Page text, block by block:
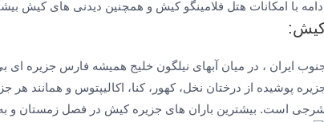
با امکانات هتل فلامینگو کیش و همچنین دیدنی های کیش
ایران ، در میان آبهای نیلگون خلیج همیشه فارس جزیره
پوشیده از درختان نخل، کهور، کنا، اکالیپتوس و همانند
است. بیشترین باران های جزیره کیش در فصل زمستان و